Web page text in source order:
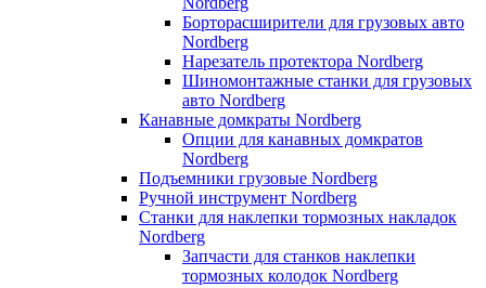
Борторасширители для грузовых авто
Nordberg
Нарезатель протектора Nordberg
Шиномонтажные станки для грузовых
авто Nordberg
Канавные домкраты Nordberg
Опции для канавных домкратов
Nordberg
Подъемники грузовые Nordberg
Ручной инструмент Nordberg
Станки для наклепки тормозных накладок
Nordberg
Запчасти для станков наклепки
тормозных колодок Nordberg